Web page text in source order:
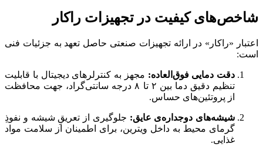
شاخص‌های کیفیت در تجهیزات راکار
اعتبار «راکار» در ارائه تجهیزات صنعتی حاصل تعهد به جزئیات فنی
است:
دقت دمایی فوق‌العاده: مجهز به کنترلرهای دیجیتال با قابلیت
تنظیم دقیق دما بین ۲ تا ۸ درجه سانتی‌گراد، جهت محافظت
از پروتئین‌های حساس.
شیشه‌های دوجداره‌ی عایق: جلوگیری از تعریقِ شیشه و نفوذِ
گرمای محیط به داخل ویترین، برای اطمینان از سلامت مواد
غذایی.